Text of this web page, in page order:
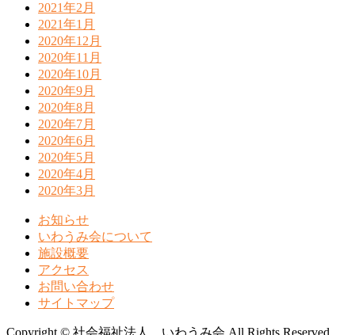
2021年2月
2021年1月
2020年12月
2020年11月
2020年10月
2020年9月
2020年8月
2020年7月
2020年6月
2020年5月
2020年4月
2020年3月
お知らせ
いわうみ会について
施設概要
アクセス
お問い合わせ
サイトマップ